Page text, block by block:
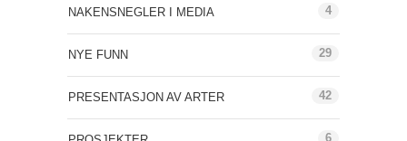
NAKENSNEGLER I MEDIA 4
NYE FUNN 29
PRESENTASJON AV ARTER 42
6